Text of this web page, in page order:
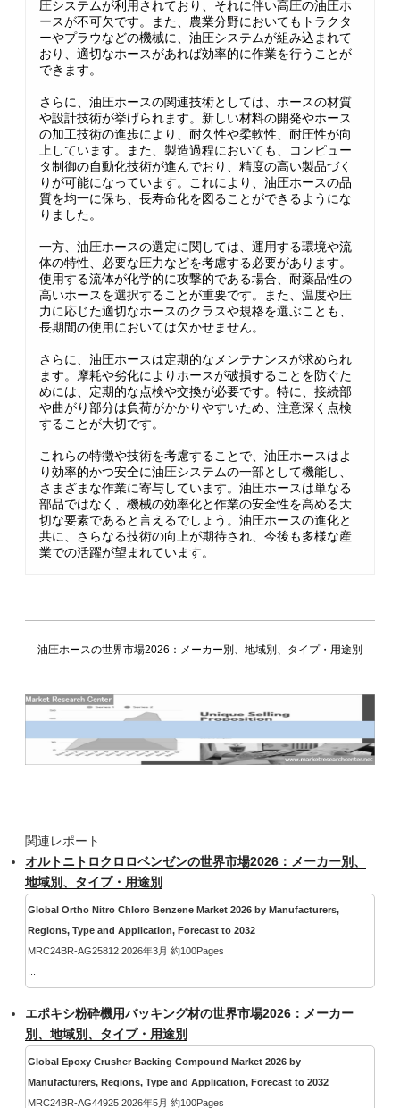
圧システムが利用されており、それに伴い高圧の油圧ホ
ースが不可欠です。また、農業分野においてもトラクタ
ーやプラウなどの機械に、油圧システムが組み込まれて
おり、適切なホースがあれば効率的に作業を行うことが
できます。
さらに、油圧ホースの関連技術としては、ホースの材質
や設計技術が挙げられます。新しい材料の開発やホース
の加工技術の進歩により、耐久性や柔軟性、耐圧性が向
上しています。また、製造過程においても、コンピュー
タ制御の自動化技術が進んでおり、精度の高い製品づく
りが可能になっています。これにより、油圧ホースの品
質を均一に保ち、長寿命化を図ることができるようにな
りました。
一方、油圧ホースの選定に関しては、運用する環境や流
体の特性、必要な圧力などを考慮する必要があります。
使用する流体が化学的に攻撃的である場合、耐薬品性の
高いホースを選択することが重要です。また、温度や圧
力に応じた適切なホースのクラスや規格を選ぶことも、
長期間の使用においては欠かせません。
さらに、油圧ホースは定期的なメンテナンスが求められ
ます。摩耗や劣化によりホースが破損することを防ぐた
めには、定期的な点検や交換が必要です。特に、接続部
や曲がり部分は負荷がかかりやすいため、注意深く点検
することが大切です。
これらの特徴や技術を考慮することで、油圧ホースはよ
り効率的かつ安全に油圧システムの一部として機能し、
さまざまな作業に寄与しています。油圧ホースは単なる
部品ではなく、機械の効率化と作業の安全性を高める大
切な要素であると言えるでしょう。油圧ホースの進化と
共に、さらなる技術の向上が期待され、今後も多様な産
業での活躍が望まれています。
油圧ホースの世界市場2026：メーカー別、地域別、タイプ・用途別
関連レポート
オルトニトロクロロベンゼンの世界市場2026：メーカー別、
地域別、タイプ・用途別
Global Ortho Nitro Chloro Benzene Market 2026 by Manufacturers,
Regions, Type and Application, Forecast to 2032
MRC24BR-AG25812 2026年3月 約100Pages
エポキシ粉砕機用バッキング材の世界市場2026：メーカー
別、地域別、タイプ・用途別
Global Epoxy Crusher Backing Compound Market 2026 by
Manufacturers, Regions, Type and Application, Forecast to 2032
MRC24BR-AG44925 2026年5月 約100Pages